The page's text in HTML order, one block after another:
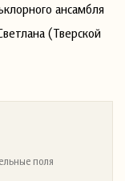
ансамбля
(Тверской
поля